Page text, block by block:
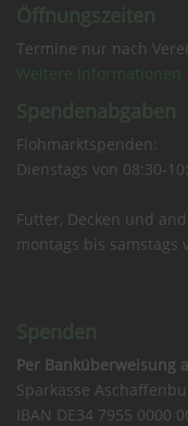
Öffnungszeiten
Termine nur nach
Weitere Informationen
Spendenabgaben
Flohmarktspenden:
Dienstags von 08:30-
Futter, Decken und
montags bis samstags
Spenden
Per Banküberweisung
Sparkasse
IBAN DE34 7955 0000